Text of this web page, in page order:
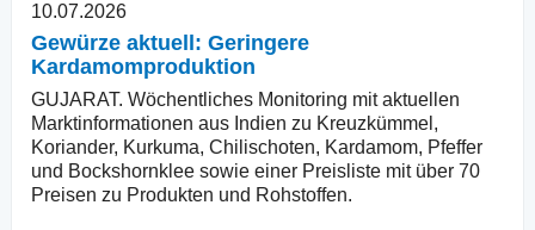
10.07.2026
Gewürze aktuell: Geringere
Kardamomproduktion
GUJARAT. Wöchentliches Monitoring mit aktuellen
Marktinformationen aus Indien zu Kreuzkümmel,
Koriander, Kurkuma, Chilischoten, Kardamom, Pfeffer
und Bockshornklee sowie einer Preisliste mit über 70
Preisen zu Produkten und Rohstoffen.